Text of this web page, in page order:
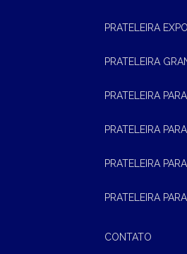
PRATELEIRA
PRATELEIRA
PRATELEIRA
PRATELEIRA
PRATELEIRA
PRATELEIRA
CONTATO